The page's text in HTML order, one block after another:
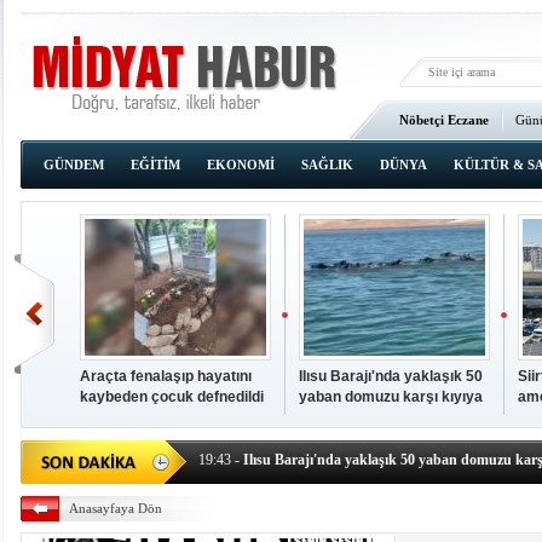
Nöbetçi Eczane
Ana Sayfa
GÜNDEM
EĞİTİM EKONOMİ SAĞLIK DÜNYA KÜLTÜR &
Araçta fenalaşıp hayatını
kaybeden çocuk defnedildi
Ilısu Barajı'nda yaklaşık 50
yaban domuzu karşı kıyıya
- OKUMAK İÇİN TIKLAYIN
19:43 - Ilısu Barajı'nda yaklaşık 50 yaban domuzu
19:42- Hacıoğlu: UMKE ekipleri bilgi, cesaret ve
19:08- HÜDA PAR Şırnak il başkanı Yalçın:
Anasayfaya Dön